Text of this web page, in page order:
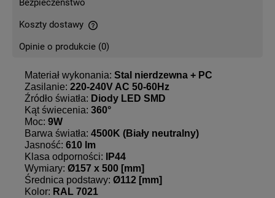
Bezpieczeństwo
Koszty dostawy
Cena nie zawiera ewentualnych kosztów płatności
Opinie o produkcie (0)
Materiał wykonania: Stal nierdzewna + PC
Zasilanie: 220-240V AC 50-60Hz
Źródło światła: Diody LED SMD
Kąt świecenia: 360°
Moc: 9W
Barwa światła: 4500K (Biały neutralny)
Jasność: 610 lm
Klasa odporności: IP44
Wymiary: Ø157 x 500 [mm]
Średnica podstawy: Ø112 [mm]
Kolor: RAL 7021